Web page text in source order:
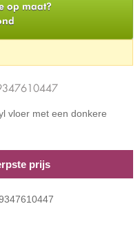
op maat?
vloer met een donkere
prijs